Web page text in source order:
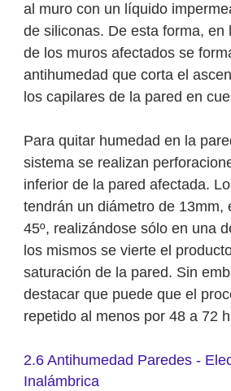
al muro con un líquido
de siliconas. De esta forma, en
de los muros afectados se
antihumedad que corta el
los capilares de la pared en
Para quitar humedad en la
sistema se realizan
inferior de la pared afectada.
tendrán un diámetro de 13mm,
45º, realizándose sólo en una
los mismos se vierte el
saturación de la pared. Sin
destacar que puede que el
repetido al menos por 48 a 72
2.6 Antihumedad Paredes -
Inalámbrica